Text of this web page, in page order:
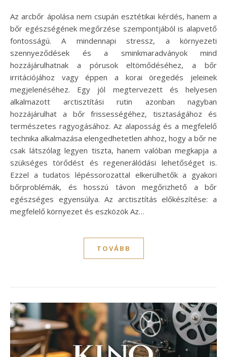
Az arcbőr ápolása nem csupán esztétikai kérdés, hanem a
bőr egészségének megőrzése szempontjából is alapvető
fontosságú. A mindennapi stressz, a környezeti
szennyeződések és a sminkmaradványok mind
hozzájárulhatnak a pórusok eltömődéséhez, a bőr
irritációjához vagy éppen a korai öregedés jeleinek
megjelenéséhez. Egy jól megtervezett és helyesen
alkalmazott arctisztítási rutin azonban nagyban
hozzájárulhat a bőr frissességéhez, tisztaságához és
természetes ragyogásához. Az alaposság és a megfelelő
technika alkalmazása elengedhetetlen ahhoz, hogy a bőr ne
csak látszólag legyen tiszta, hanem valóban megkapja a
szükséges törődést és regenerálódási lehetőséget is.
Ezzel a tudatos lépéssorozattal elkerülhetők a gyakori
bőrproblémák, és hosszú távon megőrizhető a bőr
egészséges egyensúlya. Az arctisztítás előkészítése: a
megfelelő környezet és eszközök Az…
TOVÁBB